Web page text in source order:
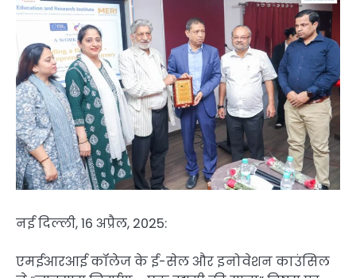
नई दिल्ली, 16 अप्रैल, 2025:
एमईआरआई कॉलेज के ई-सेल और इनोवेशन काउंसिल